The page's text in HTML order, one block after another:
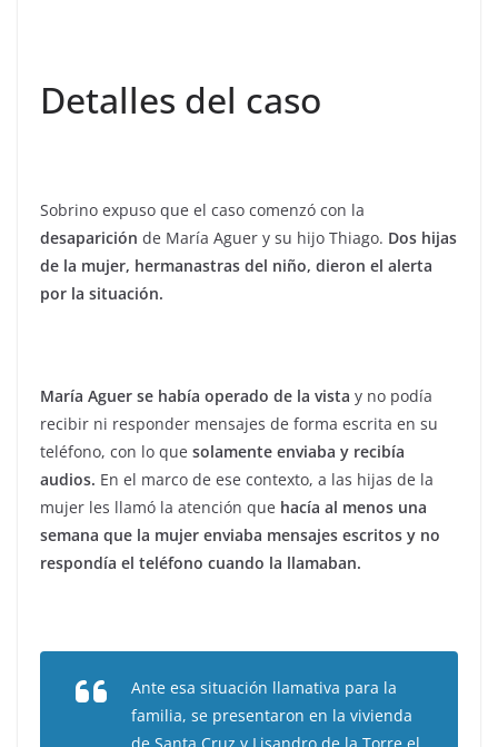
Detalles del caso
Sobrino expuso que el caso comenzó con la
desaparición de María Aguer y su hijo Thiago. Dos hijas
de la mujer, hermanastras del niño, dieron el alerta
por la situación.
María Aguer se había operado de la vista y no podía
recibir ni responder mensajes de forma escrita en su
teléfono, con lo que solamente enviaba y recibía
audios. En el marco de ese contexto, a las hijas de la
mujer les llamó la atención que hacía al menos una
semana que la mujer enviaba mensajes escritos y no
respondía el teléfono cuando la llamaban.
Ante esa situación llamativa para la
familia, se presentaron en la vivienda